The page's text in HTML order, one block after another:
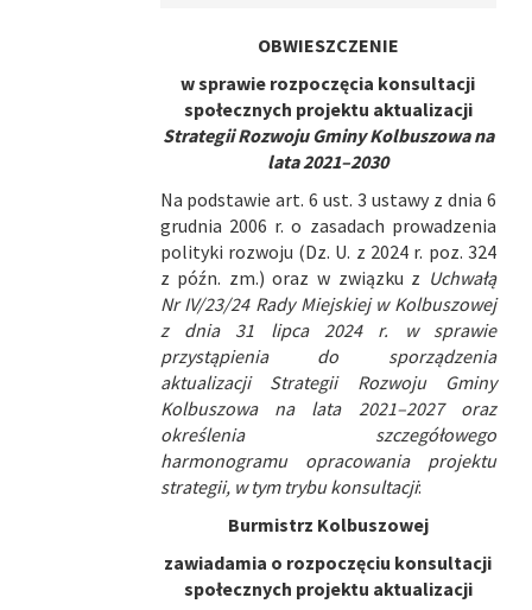
OBWIESZCZENIE
w sprawie rozpoczęcia konsultacji
społecznych projektu aktualizacji
Strategii Rozwoju Gminy Kolbuszowa na
lata 2021–2030
Na podstawie art. 6 ust. 3 ustawy z dnia 6
grudnia 2006 r. o zasadach prowadzenia
polityki rozwoju (Dz. U. z 2024 r. poz. 324
z późn. zm.) oraz w związku z Uchwałą
Nr IV/23/24 Rady Miejskiej w Kolbuszowej
z dnia 31 lipca 2024 r. w sprawie
przystąpienia do sporządzenia
aktualizacji Strategii Rozwoju Gminy
Kolbuszowa na lata 2021–2027 oraz
określenia szczegółowego
harmonogramu opracowania projektu
strategii, w tym trybu konsultacji:
Burmistrz Kolbuszowej
zawiadamia o rozpoczęciu konsultacji
społecznych projektu aktualizacji